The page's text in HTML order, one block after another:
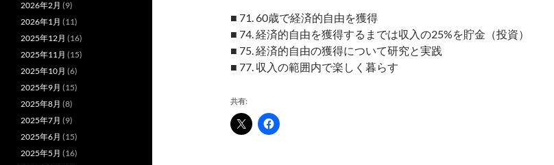
■ 71. 60歳で経済的自由を獲得
■ 74. 経済的自由を獲得するまでは収入の25%を貯金（投資）
■ 75. 経済的自由の獲得について研究と実践
■ 77. 収入の範囲内で楽しく暮らす
共有:
2026年2月 (9)
2026年1月 (11)
2025年12月 (16)
2025年11月 (15)
2025年10月 (6)
2025年9月 (15)
2025年8月 (8)
2025年7月 (9)
2025年6月 (15)
2025年5月 (16)